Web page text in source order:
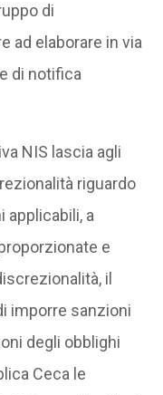
di
ad elaborare in via
di notifica
NIS lascia agli
riguardo
applicabili, a
e
il
imporre sanzioni
degli obblighi
Ceca le